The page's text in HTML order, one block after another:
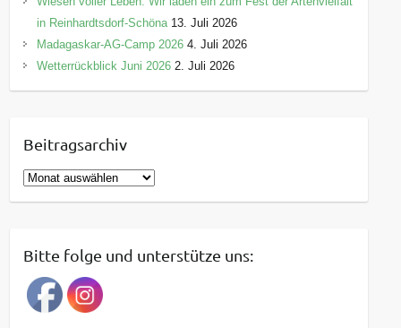
in Reinhardtsdorf-Schöna 13. Juli 2026
Madagaskar-AG-Camp 2026 4. Juli 2026
Wetterrückblick Juni 2026 2. Juli 2026
Beitragsarchiv
B
e
r
a
g
Bitte folge und unterstütze uns: